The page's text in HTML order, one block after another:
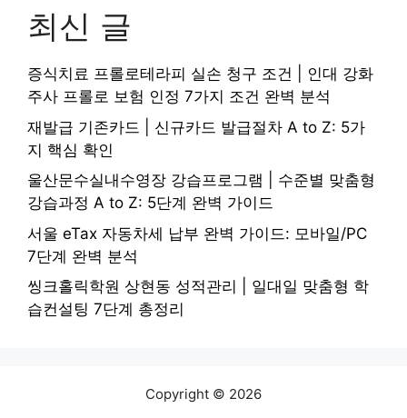
최신 글
증식치료 프롤로테라피 실손 청구 조건 | 인대 강화
주사 프롤로 보험 인정 7가지 조건 완벽 분석
재발급 기존카드 | 신규카드 발급절차 A to Z: 5가
지 핵심 확인
울산문수실내수영장 강습프로그램 | 수준별 맞춤형
강습과정 A to Z: 5단계 완벽 가이드
서울 eTax 자동차세 납부 완벽 가이드: 모바일/PC
7단계 완벽 분석
씽크홀릭학원 상현동 성적관리 | 일대일 맞춤형 학
습컨설팅 7단계 총정리
Copyright © 2026